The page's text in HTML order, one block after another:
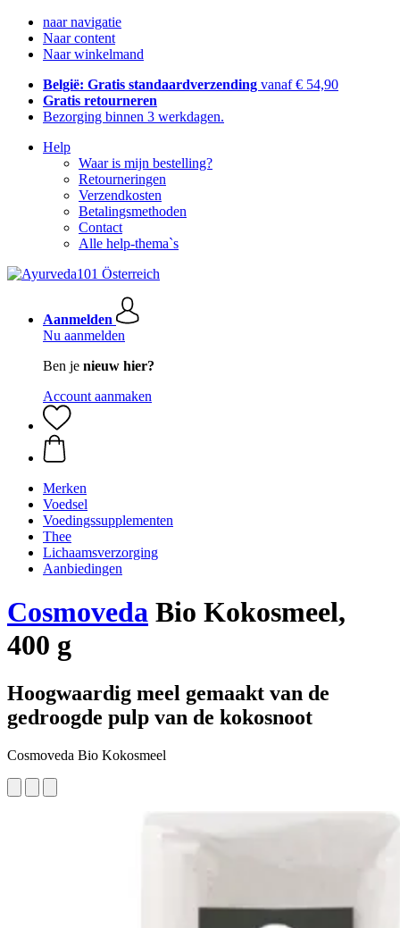
naar navigatie
Naar content
Naar winkelmand
België: Gratis standaardverzending vanaf € 54,90
Gratis retourneren
Bezorging binnen 3 werkdagen.
Help
Waar is mijn bestelling?
Retourneringen
Verzendkosten
Betalingsmethoden
Contact
Alle help-thema`s
Aanmelden
Nu aanmelden
Ben je nieuw hier?
Account aanmaken
Merken
Voedsel
Voedingssupplementen
Thee
Lichaamsverzorging
Aanbiedingen
Cosmoveda Bio Kokosmeel,
400 g
Hoogwaardig meel gemaakt van de
gedroogde pulp van de kokosnoot
Cosmoveda Bio Kokosmeel